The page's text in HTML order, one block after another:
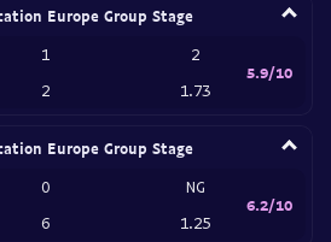
Europe Group Stage
1
2
2
1.73
5.9/10
Europe Group Stage
0
6
NG
1.25
6.2/10